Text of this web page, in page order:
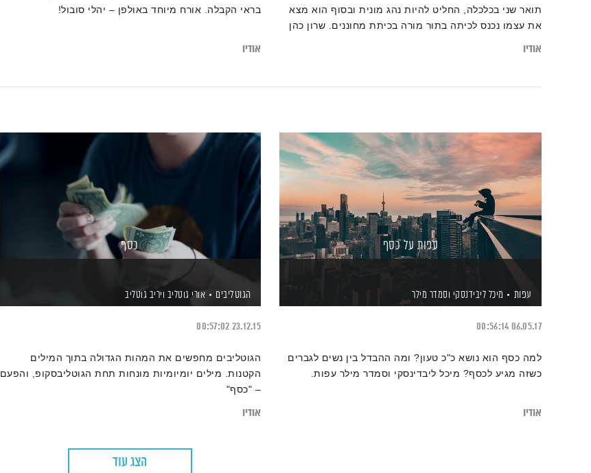
תואר שני בכלכלה, החליט להיות נהג מונית ובסוף הוא מצא
את עצמו נכנס לכיתה בתור מורה בכיתת מחוננים. שרון כהן
אודיו
בראי הקבלה. אורח מיוחד באולפן – יהלי סובול!
אודיו
עפות על כסף
עפות מיכל ליבידנסקי וסמדר מילר
06.05.17
00:56:14
למה כסף הוא נושא כ"כ טעון? ומה ההבדל בין נשים לגברים
כשזה מגיע לכסף? מיכל ליבדינסקי וסמדר מילר עפות.
אודיו
כסף
הגוטליבים אורי גוטליב ויריב גוטליב
23.12.15
00:57:02
הגוטליבים מחפשים את המהות הגדולה בתוך המילים
הקטנות. מילים יומיומיות מונחות תחת הגוטליבסקופ, והפעם
– "כסף"
אודיו
הצג עוד